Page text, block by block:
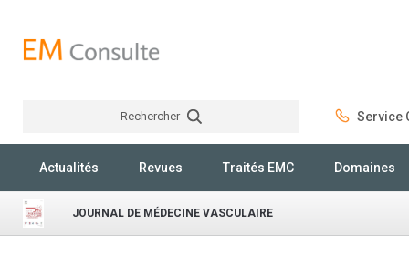
Rechercher Service
Actualités Revues Traités EMC Domaines
JOURNAL DE MÉDECINE VASCULAIRE